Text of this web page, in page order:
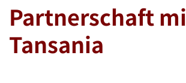
Partnerschaft
Tansania